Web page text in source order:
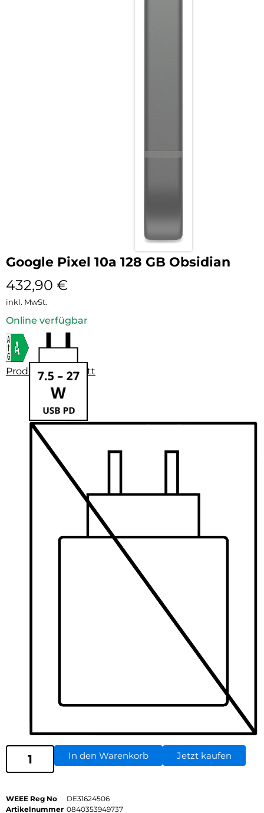
Google Pixel 10a 128 GB Obsidian
432,90 €
inkl. MwSt.
Online verfügbar
Produktdatenblatt
In den Warenkorb Jetzt kaufen
WEEE Reg No
DE31624506
Artikelnummer 0840353949737